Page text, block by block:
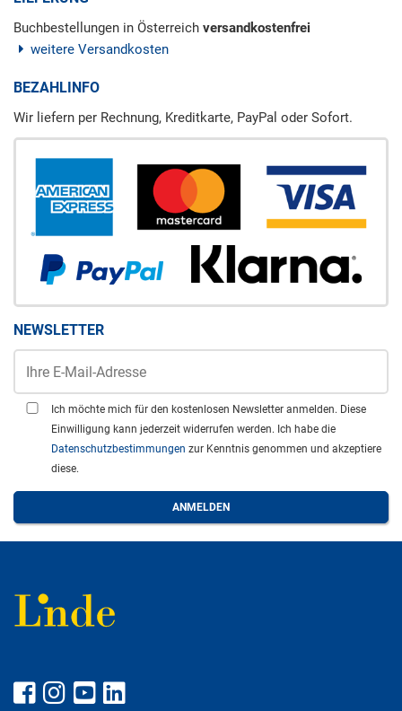
Buchbestellungen in Österreich versandkostenfrei
weitere Versandkosten
BEZAHLINFO
Wir liefern per Rechnung, Kreditkarte, PayPal oder Sofort.
NEWSLETTER
Ich möchte mich für den kostenlosen Newsletter anmelden. Diese
Einwilligung kann jederzeit widerrufen werden. Ich habe die
Datenschutzbestimmungen zur Kenntnis genommen und akzeptiere
diese.